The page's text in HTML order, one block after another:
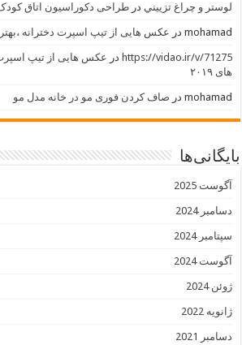
لوستر و چراغ تزييني درطراحی دکوراسیون اتاق کودک
mohamad در عکس هایی از تیپ اسپرت دخترانه ،بهترین
https://vidao.ir/v/71275 در عکس هایی از تیپ اسپرت
های ۲۰۱۹
mohamad در صاف کردن فوری مو در خانه مدل مو
بایگانی‌ها
آگوست 2025
دسامبر 2024
سپتامبر 2024
آگوست 2024
ژوئن 2024
ژانویه 2022
دسامبر 2021